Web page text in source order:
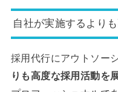
自社が実施するより
採用代行にアウトソー
りも高度な採用活動を